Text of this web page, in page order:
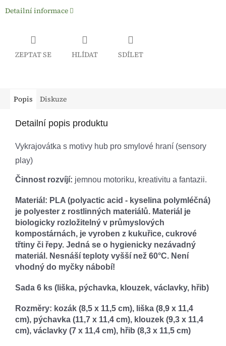
Detailní informace
ZEPTAT SE HLÍDAT SDÍLET
Popis Diskuze
Detailní popis produktu
Vykrajovátka s motivy hub pro smylové hraní (sensory
play)
Činnost rozvíjí: jemnou motoriku, kreativitu a fantazii.
Materiál: PLA (polyactic acid - kyselina polymléčná)
je polyester z rostlinných materiálů. Materiál je
biologicky rozložitelný v průmyslových
kompostárnách, je vyroben z kukuřice, cukrové
třtiny či řepy. Jedná se o hygienicky nezávadný
materiál. Nesnáší teploty vyšší než 60°C. Není
vhodný do myčky nábobí!
Sada 6 ks (liška, pýchavka, klouzek, václavky, hřib)
Rozměry: kozák (8,5 x 11,5 cm), liška (8,9 x 11,4
cm), pýchavka (11,7 x 11,4 cm), klouzek (9,3 x 11,4
cm), václavky (7 x 11,4 cm), hřib (8,3 x 11,5 cm)